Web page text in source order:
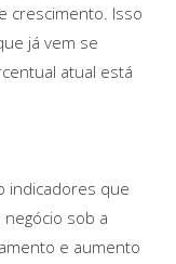
crescimento. Isso
já vem se
atual está
indicadores que
sob a
e aumento